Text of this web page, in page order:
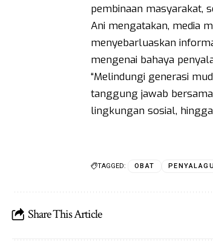
pembinaan masyarakat,
Ani mengatakan, media
menyebarluaskan
mengenai bahaya
“Melindungi generasi
tanggung jawab
lingkungan sosial,
TAGGED: OBAT
Share This Article